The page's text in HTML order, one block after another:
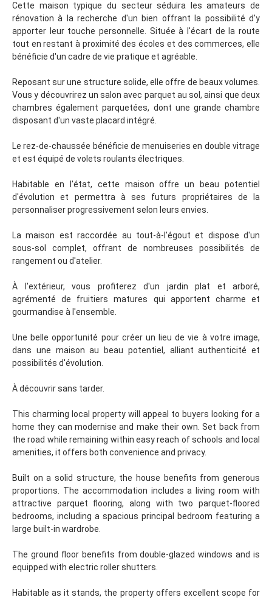
Cette maison typique du secteur séduira les amateurs de
rénovation à la recherche d'un bien offrant la possibilité d'y
apporter leur touche personnelle. Située à l'écart de la route
tout en restant à proximité des écoles et des commerces, elle
bénéficie d'un cadre de vie pratique et agréable.
Reposant sur une structure solide, elle offre de beaux volumes.
Vous y découvrirez un salon avec parquet au sol, ainsi que deux
chambres également parquetées, dont une grande chambre
disposant d'un vaste placard intégré.
Le rez-de-chaussée bénéficie de menuiseries en double vitrage
et est équipé de volets roulants électriques.
Habitable en l'état, cette maison offre un beau potentiel
d'évolution et permettra à ses futurs propriétaires de la
personnaliser progressivement selon leurs envies.
La maison est raccordée au tout-à-l'égout et dispose d'un
sous-sol complet, offrant de nombreuses possibilités de
rangement ou d'atelier.
À l'extérieur, vous profiterez d'un jardin plat et arboré,
agrémenté de fruitiers matures qui apportent charme et
gourmandise à l'ensemble.
Une belle opportunité pour créer un lieu de vie à votre image,
dans une maison au beau potentiel, alliant authenticité et
possibilités d'évolution.
À découvrir sans tarder.
This charming local property will appeal to buyers looking for a
home they can modernise and make their own. Set back from
the road while remaining within easy reach of schools and local
amenities, it offers both convenience and privacy.
Built on a solid structure, the house benefits from generous
proportions. The accommodation includes a living room with
attractive parquet flooring, along with two parquet-floored
bedrooms, including a spacious principal bedroom featuring a
large built-in wardrobe.
The ground floor benefits from double-glazed windows and is
equipped with electric roller shutters.
Habitable as it stands, the property offers excellent scope for